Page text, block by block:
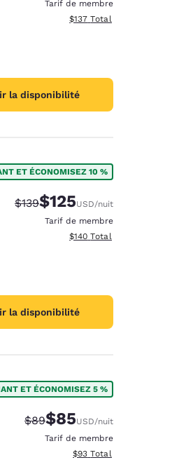
Tarif de membre
Afficher les détails totaux
$137 Total
la disponibilité
ET ÉCONOMISEZ 10 %
Tarif barré :
$139Tarif réduit :
$125USD/nuit
Tarif de membre
Afficher les détails totaux
$140 Total
la disponibilité
ET ÉCONOMISEZ 5 %
Tarif barré :
$89Tarif réduit :
$85USD/nuit
Tarif de membre
Afficher les détails totaux
$93 Total